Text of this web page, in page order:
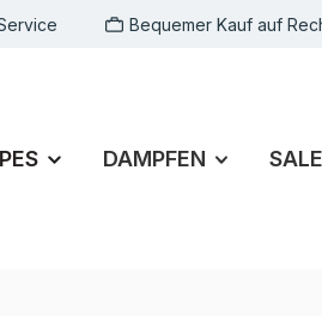
Bequemer Kauf auf
DAMPFEN SALE